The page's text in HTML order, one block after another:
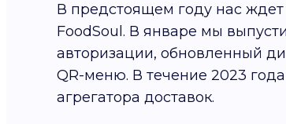
В предстоящем году нас
FoodSoul. В январе мы
авторизации, обновленный
QR-меню. В течение 2023
агрегатора доставок.